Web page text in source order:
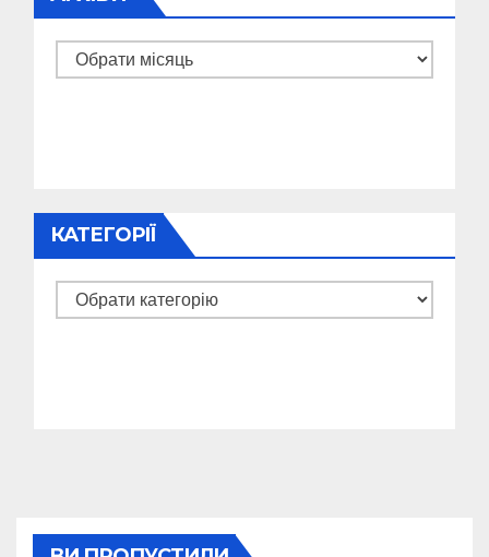
Архіви
КАТЕГОРІЇ
Категорії